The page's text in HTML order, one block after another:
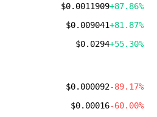
$0.0011909+87.86%
$0.009041+81.87%
$0.0294+55.30%
$0.000092-89.17%
$0.00016-60.00%